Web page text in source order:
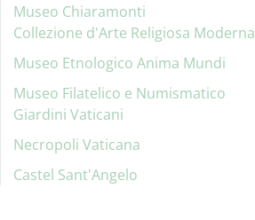
Museo Chiaramonti
Collezione d'Arte Religiosa Moderna
Museo Etnologico Anima Mundi
Museo Filatelico e Numismatico
Giardini Vaticani
Necropoli Vaticana
Castel Sant'Angelo